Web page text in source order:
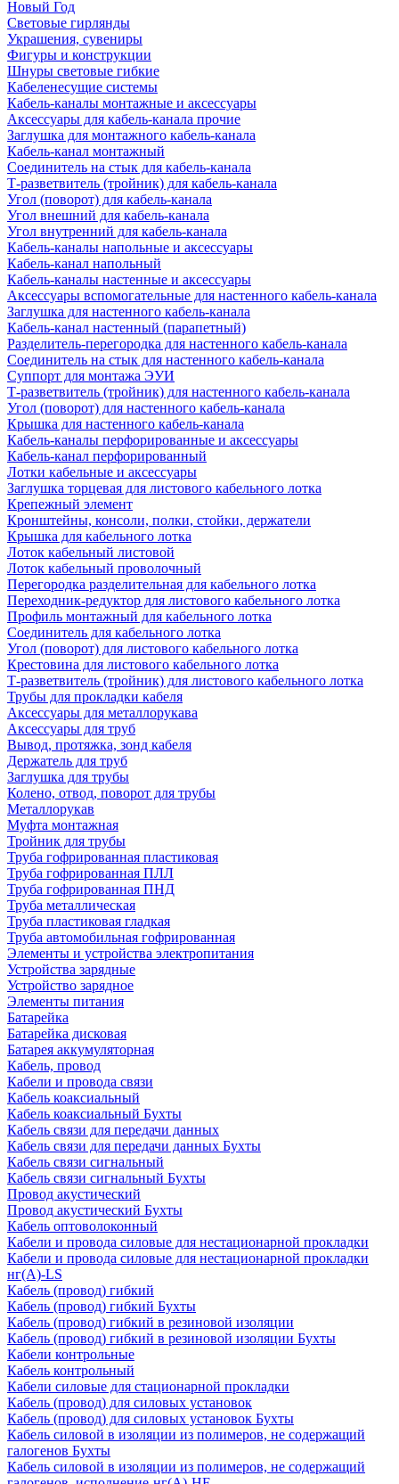
Новый Год
Световые гирлянды
Украшения, сувениры
Фигуры и конструкции
Шнуры световые гибкие
Кабеленесущие системы
Кабель-каналы монтажные и аксессуары
Аксессуары для кабель-канала прочие
Заглушка для монтажного кабель-канала
Кабель-канал монтажный
Соединитель на стык для кабель-канала
Т-разветвитель (тройник) для кабель-канала
Угол (поворот) для кабель-канала
Угол внешний для кабель-канала
Угол внутренний для кабель-канала
Кабель-каналы напольные и аксессуары
Кабель-канал напольный
Кабель-каналы настенные и аксессуары
Аксессуары вспомогательные для настенного кабель-канала
Заглушка для настенного кабель-канала
Кабель-канал настенный (парапетный)
Разделитель-перегородка для настенного кабель-канала
Соединитель на стык для настенного кабель-канала
Суппорт для монтажа ЭУИ
Т-разветвитель (тройник) для настенного кабель-канала
Угол (поворот) для настенного кабель-канала
Крышка для настенного кабель-канала
Кабель-каналы перфорированные и аксессуары
Кабель-канал перфорированный
Лотки кабельные и аксессуары
Заглушка торцевая для листового кабельного лотка
Крепежный элемент
Кронштейны, консоли, полки, стойки, держатели
Крышка для кабельного лотка
Лоток кабельный листовой
Лоток кабельный проволочный
Перегородка разделительная для кабельного лотка
Переходник-редуктор для листового кабельного лотка
Профиль монтажный для кабельного лотка
Соединитель для кабельного лотка
Угол (поворот) для листового кабельного лотка
Крестовина для листового кабельного лотка
Т-разветвитель (тройник) для листового кабельного лотка
Трубы для прокладки кабеля
Аксессуары для металлорукава
Аксессуары для труб
Вывод, протяжка, зонд кабеля
Держатель для труб
Заглушка для трубы
Колено, отвод, поворот для трубы
Металлорукав
Муфта монтажная
Тройник для трубы
Труба гофрированная пластиковая
Труба гофрированная ПЛЛ
Труба гофрированная ПНД
Труба металлическая
Труба пластиковая гладкая
Труба автомобильная гофрированная
Элементы и устройства электропитания
Устройства зарядные
Устройство зарядное
Элементы питания
Батарейка
Батарейка дисковая
Батарея аккумуляторная
Кабель, провод
Кабели и провода связи
Кабель коаксиальный
Кабель коаксиальный Бухты
Кабель связи для передачи данных
Кабель связи для передачи данных Бухты
Кабель связи сигнальный
Кабель связи сигнальный Бухты
Провод акустический
Провод акустический Бухты
Кабель оптоволоконный
Кабели и провода силовые для нестационарной прокладки
Кабели и провода силовые для нестационарной прокладки
нг(А)-LS
Кабель (провод) гибкий
Кабель (провод) гибкий Бухты
Кабель (провод) гибкий в резиновой изоляции
Кабель (провод) гибкий в резиновой изоляции Бухты
Кабели контрольные
Кабель контрольный
Кабели силовые для стационарной прокладки
Кабель (провод) для силовых установок
Кабель (провод) для силовых установок Бухты
Кабель силовой в изоляции из полимеров, не содержащий
галогенов Бухты
Кабель силовой в изоляции из полимеров, не содержащий